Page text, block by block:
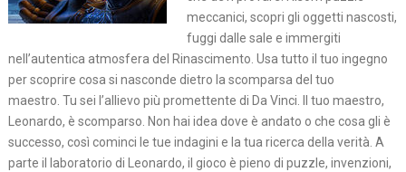
meccanici, scopri gli oggetti nascosti,
fuggi dalle sale e immergiti
nell’autentica atmosfera del Rinascimento. Usa tutto il tuo ingegno
per scoprire cosa si nasconde dietro la scomparsa del tuo
maestro. Tu sei l’allievo più promettente di Da Vinci. Il tuo maestro,
Leonardo, è scomparso. Non hai idea dove è andato o che cosa gli è
successo, così cominci le tue indagini e la tua ricerca della verità. A
parte il laboratorio di Leonardo, il gioco è pieno di puzzle, invenzioni,